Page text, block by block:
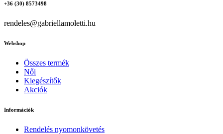
+36 (30) 8573498
rendeles@gabriellamoletti.hu
Webshop
Összes termék
Női
Kiegészítők
Akciók
Információk
Rendelés nyomonkövetés